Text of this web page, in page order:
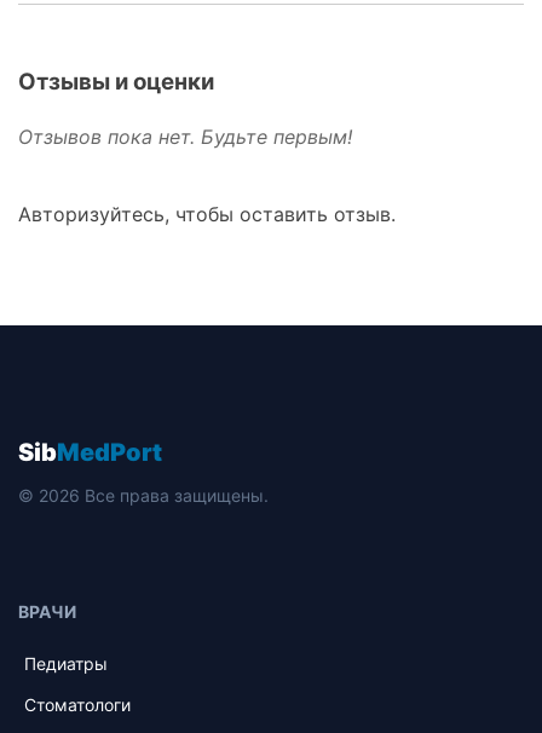
Отзывы и оценки
Отзывов пока нет. Будьте первым!
Авторизуйтесь, чтобы оставить отзыв.
SibMedPort
© 2026 Все права защищены.
ВРАЧИ
Педиатры
Стоматологи